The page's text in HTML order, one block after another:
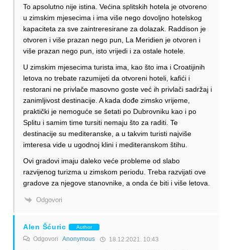
To apsolutno nije istina. Većina splitskih hotela je otvoreno
u zimskim mjesecima i ima više nego dovoljno hotelskog
kapaciteta za sve zaintreresirane za dolazak. Raddison je
otvoren i više prazan nego pun, La Meridien je otvoren i
više prazan nego pun, isto vrijedi i za ostale hotele.
U zimskim mjesecima turista ima, kao što ima i Croatijinih
letova no trebate razumijeti da otvoreni hoteli, kafići i
restorani ne privlače masovno goste već ih privlači sadržaj i
zanimljivost destinacije. A kada dođe zimsko vrijeme,
praktički je nemoguće se šetati po Dubrovniku kao i po
Splitu i samim time tursiti nemaju što za raditi. Te
destinacije su mediteranske, a u takvim turisti najviše
imteresa vide u ugodnoj klini i mediteranskom štihu.
Ovi gradovi imaju daleko veće probleme od slabo
razvijenog turizma u zimskom periodu. Treba razvijati ove
gradove za njegove stanovnike, a onda će biti i više letova.
Odgovori
Alen Šćuric Author
Odgovori Anonymous 18.12.2021. 10:43